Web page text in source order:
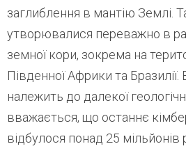
заглиблення в мантію Землі.
утворювалися переважно в
земної кори, зокрема на
Південної Африки та
належить до далекої
вважається, що останнє
відбулося понад 25 мільйонів